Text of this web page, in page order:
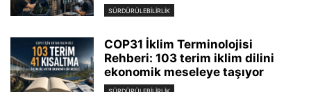
SÜRDÜRÜLEBILIRLIK
COP31 İklim Terminolojisi
Rehberi: 103 terim iklim dilini
ekonomik meseleye taşıyor